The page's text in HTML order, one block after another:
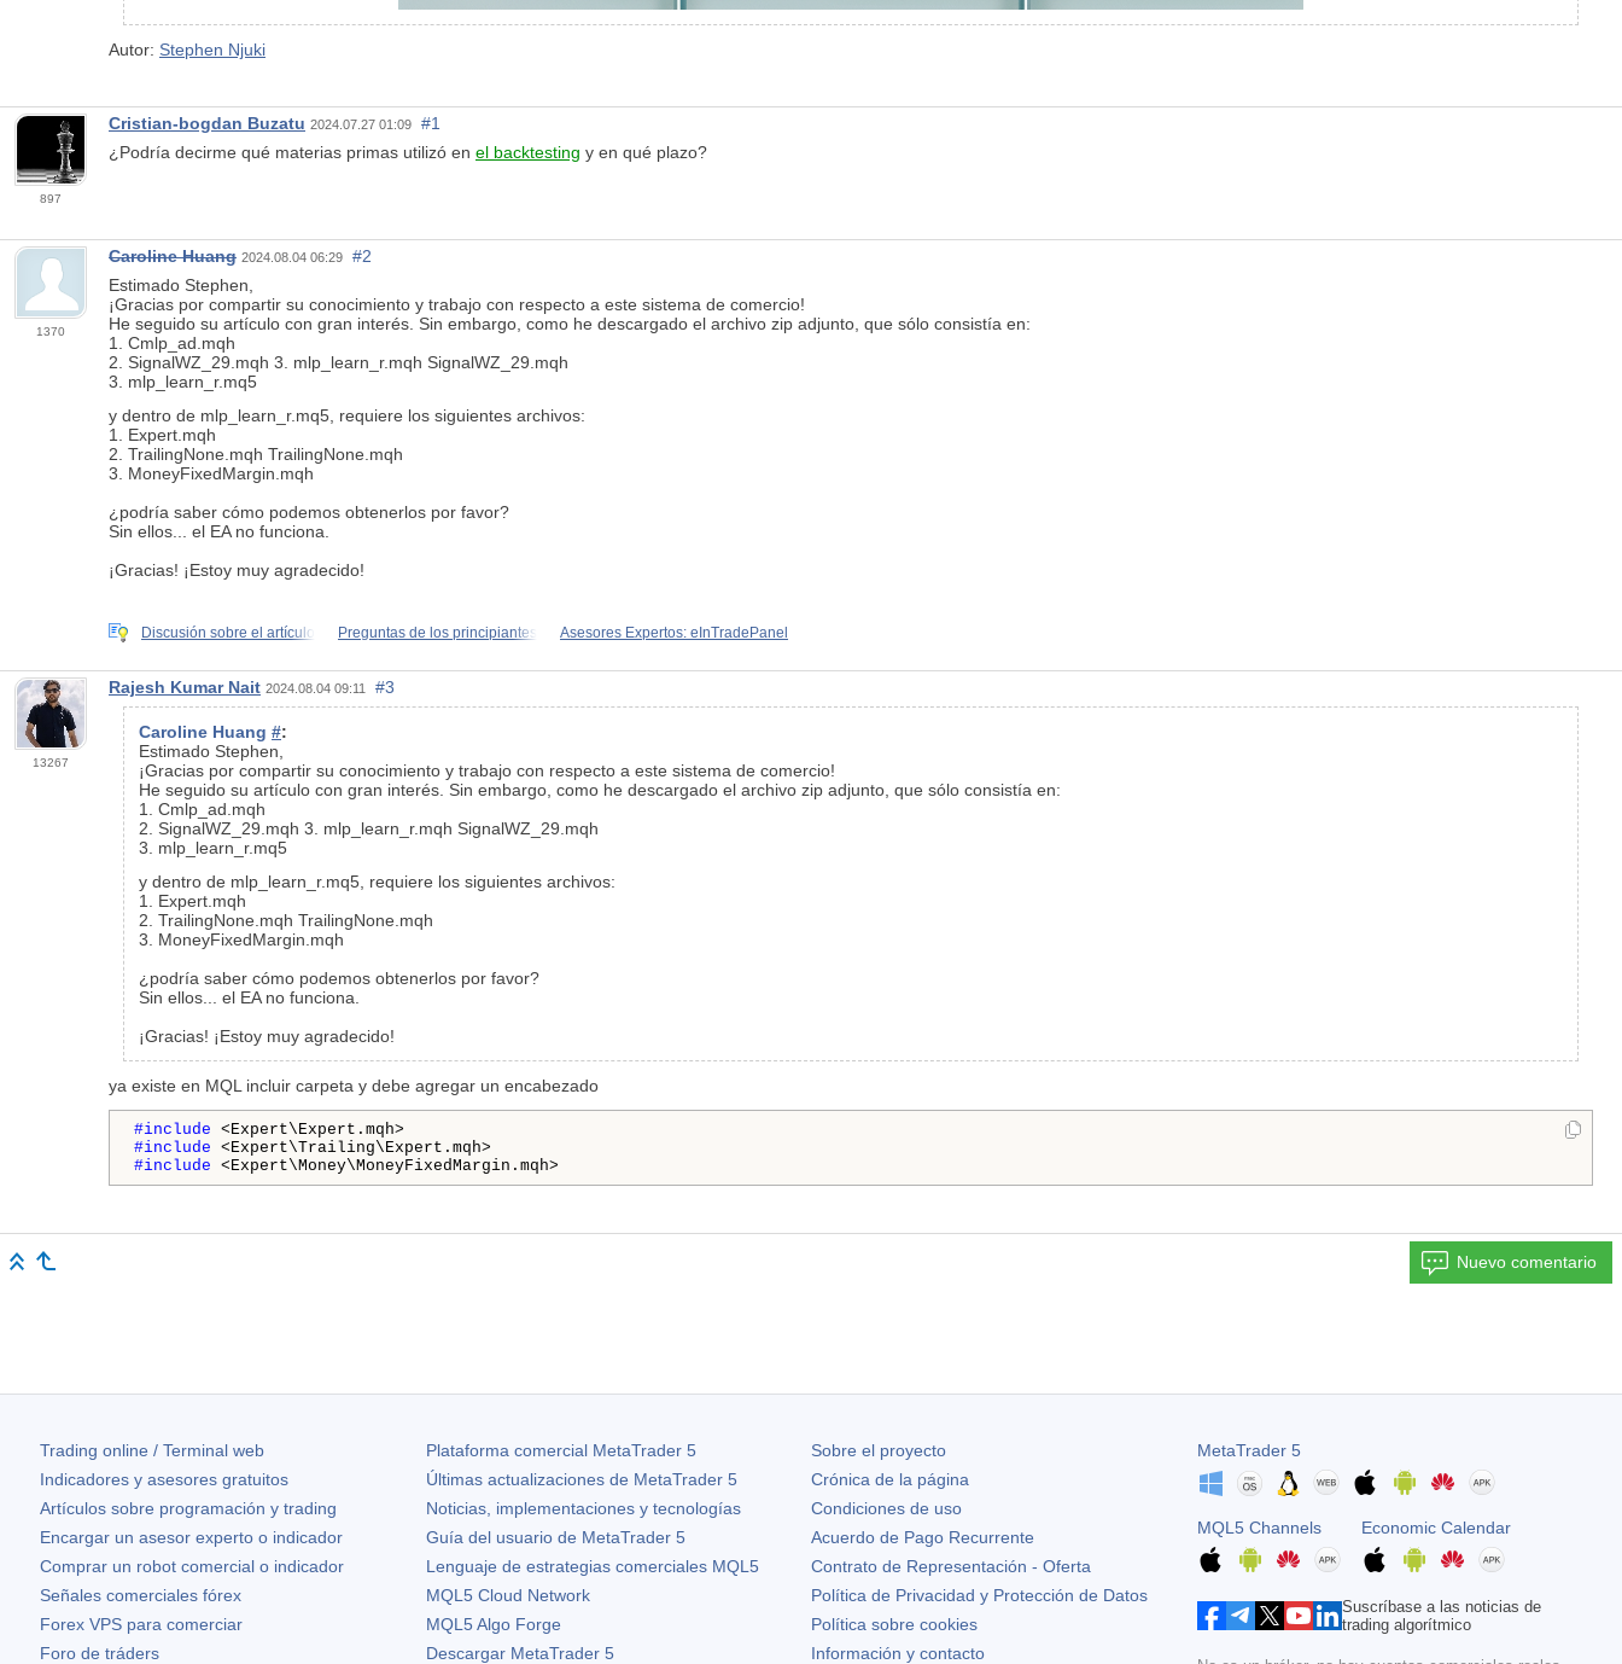
Autor: Stephen Njuki
897
Cristian-bogdan Buzatu 2024.07.27 01:09
#1
¿Podría decirme qué materias primas utilizó en el backtesting y en qué plazo?
1370
Caroline Huang 2024.08.04 06:29
#2
Estimado Stephen,
¡Gracias por compartir su conocimiento y trabajo con respecto a este sistema de comercio!
He seguido su artículo con gran interés. Sin embargo, como he descargado el archivo zip adjunto, que sólo consistía en:
1. Cmlp_ad.mqh
2. SignalWZ_29.mqh 3. mlp_learn_r.mqh SignalWZ_29.mqh
3. mlp_learn_r.mq5
y dentro de mlp_learn_r.mq5, requiere los siguientes archivos:
1. Expert.mqh
2. TrailingNone.mqh TrailingNone.mqh
3. MoneyFixedMargin.mqh
¿podría saber cómo podemos obtenerlos por favor?
Sin ellos... el EA no funciona.
¡Gracias! ¡Estoy muy agradecido!
Discusión sobre el artículo Preguntas de los principiantes Asesores Expertos: eInTradePanel
13267
Rajesh Kumar Nait 2024.08.04 09:11 #3
Caroline Huang #:
Estimado Stephen,
¡Gracias por compartir su conocimiento y trabajo con respecto a este sistema de comercio!
He seguido su artículo con gran interés. Sin embargo, como he descargado el archivo zip adjunto, que sólo consistía en:
1. Cmlp_ad.mqh
2. SignalWZ_29.mqh 3. mlp_learn_r.mqh SignalWZ_29.mqh
3. mlp_learn_r.mq5
y dentro de mlp_learn_r.mq5, requiere los siguientes archivos:
1. Expert.mqh
2. TrailingNone.mqh TrailingNone.mqh
3. MoneyFixedMargin.mqh
¿podría saber cómo podemos obtenerlos por favor?
Sin ellos... el EA no funciona.
¡Gracias! ¡Estoy muy agradecido!
ya existe en MQL incluir carpeta y debe agregar un encabezado
#include
#include
#include <Expert\Money\MoneyFixedMargin.mqh>
Nuevo comentario
Trading online / Terminal web
Indicadores y asesores gratuitos
Artículos sobre programación y trading
Encargar un asesor experto o indicador
Comprar un robot comercial o indicador
Señales comerciales fórex
Forex VPS para comerciar
Foro de tráders
Plataforma comercial MetaTrader 5
Últimas actualizaciones de MetaTrader 5
Noticias, implementaciones y tecnologías
Guía del usuario de MetaTrader 5
Lenguaje de estrategias comerciales MQL5
MQL5 Cloud Network
MQL5 Algo Forge
Descargar MetaTrader 5
Sobre el proyecto
Crónica de la página
Condiciones de uso
Acuerdo de Pago Recurrente
Contrato de Representación - Oferta
Política de Privacidad y Protección de Datos
Política sobre cookies
Información y contacto
MetaTrader 5
MQL5 Channels Economic Calendar
Suscríbase a las noticias de
trading algorítmico